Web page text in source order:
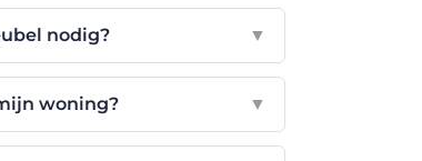
nodig? ▼
woning? ▼